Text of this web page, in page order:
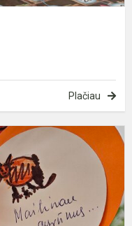
Plačiau